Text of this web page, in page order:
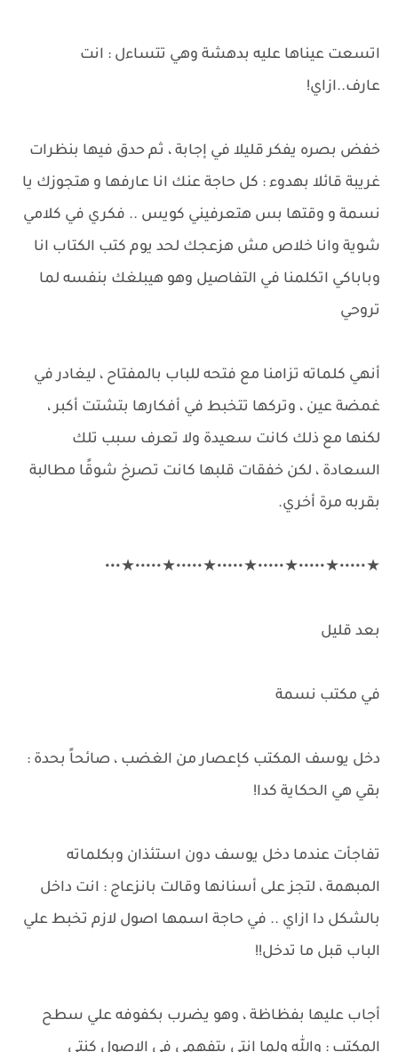
اتسعت عيناها عليه بدهشة وهي تتساءل : انت
عارف..ازاي!
خفض بصره يفكر قليلا في إجابة ، ثم حدق فيها بنظرات
غريبة قائلا بهدوء : كل حاجة عنك انا عارفها و هتجوزك يا
نسمة و وقتها بس هتعرفيني كويس .. فكري في كلامي
شوية وانا خلاص مش هزعجك لحد يوم كتب الكتاب انا
وباباكي اتكلمنا في التفاصيل وهو هيبلغك بنفسه لما
تروحي
أنهي كلماته تزامنا مع فتحه للباب بالمفتاح ، ليغادر في
غمضة عين ، وتركها تتخبط في أفكارها بتشتت أكبر ،
لكنها مع ذلك كانت سعيدة ولا تعرف سبب تلك
السعادة ، لكن خفقات قلبها كانت تصرخ شوقًا مطالبة
بقربه مرة أخري.
★•••••★•••••★•••••★•••••★•••••★•••••★•••
بعد قليل
في مكتب نسمة
دخل يوسف المكتب كإعصار من الغضب ، صائحاً بحدة :
بقي هي الحكاية كدا!
تفاجأت عندما دخل يوسف دون استئذان وبكلماته
المبهمة ، لتجز على أسنانها وقالت بانزعاج : انت داخل
بالشكل دا ازاي .. في حاجة اسمها اصول لازم تخبط علي
الباب قبل ما تدخل!!
أجاب عليها بفظاظة ، وهو يضرب بكفوفه علي سطح
المكتب : والله ولما انتي بتفهمي في الاصول كنتي